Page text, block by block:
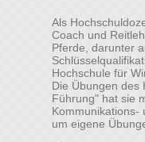
Als
Coach und
Pferde, darunter
Hochschule für
Die Übungen des
Führung" hat sie
Kommunikations-
um eigene